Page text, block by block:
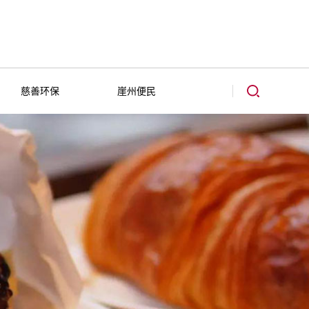
慈善环保 崖州便民